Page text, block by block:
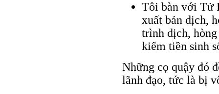
Tôi bàn với Tử
xuất bản dịch,
trình dịch,
kiếm tiền sinh
Những cọ quậy đó
lãnh đạo, tức là bị